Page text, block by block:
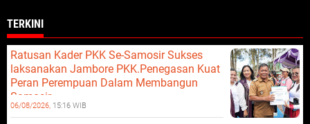
TERKINI
Ratusan Kader PKK Se-Samosir Sukses
laksanakan Jambore PKK.Penegasan Kuat
Peran Perempuan Dalam Membangun
Samosir.
06/08/2026, 15:16 WIB